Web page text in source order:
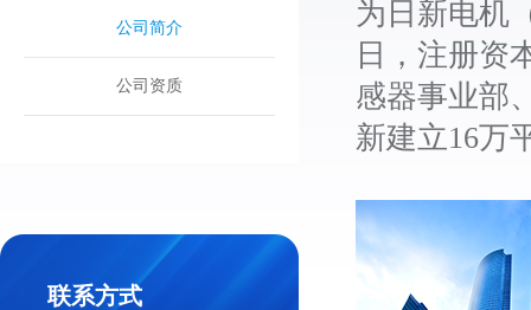
公司简介
公司资质
联系方式
为日新电机
日，注册资
感器事业部
新建立16万